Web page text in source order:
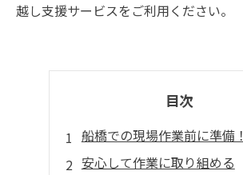
越し支援サービスをご利用ください。
目次
船橋での現場作業前に準備！
安心して作業に取り組める